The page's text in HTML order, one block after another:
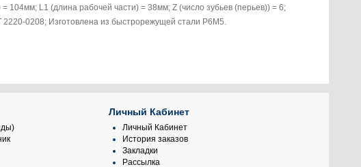
104мм; L1 (длина рабочей части) = 38мм; Z (число зубьев (перьев)) = 6;
0208; Изготовлена из быстрорежущей стали Р6М5.
Личный Кабинет
Личный Кабинет
История заказов
Закладки
Рассылка